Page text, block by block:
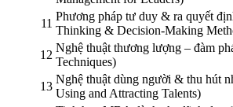
11
Phương pháp tư duy & ra quyết
Thinking & Decision-Making
12
Nghệ thuật thương lượng – đàm
Techniques)
13
Nghệ thuật dùng người & thu hút
Using and Attracting Talents)